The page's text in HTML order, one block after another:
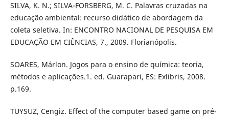
SILVA, K. N.; SILVA-FORSBERG, M. C. Palavras cruzadas na
educação ambiental: recurso didático de abordagem da
coleta seletiva. In: ENCONTRO NACIONAL DE PESQUISA EM
EDUCAÇÃO EM CIÊNCIAS, 7., 2009. Florianópolis.
SOARES, Márlon. Jogos para o ensino de química: teoria,
métodos e aplicações.1. ed. Guarapari, ES: Exlibris, 2008.
p.169.
TUYSUZ, Cengiz. Effect of the computer based game on pré-